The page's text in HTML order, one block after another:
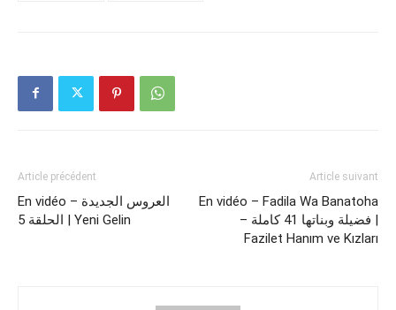
Article précédent
En vidéo – العروس الجديدة
الحلقة 5 | Yeni Gelin
Article suivant
En vidéo – Fadila Wa Banatoha
– فضيلة وبناتها 41 كاملة |
Fazilet Hanım ve Kızları